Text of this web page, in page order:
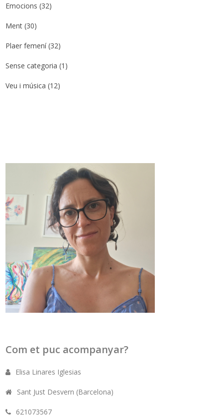
Emocions (32)
Ment (30)
Plaer femení(32)
Sense categoria (1)
Veu i música (12)
Com et puc acompanyar?
Elisa Linares Iglesias
Sant Just Desvern (Barcelona)
621073567